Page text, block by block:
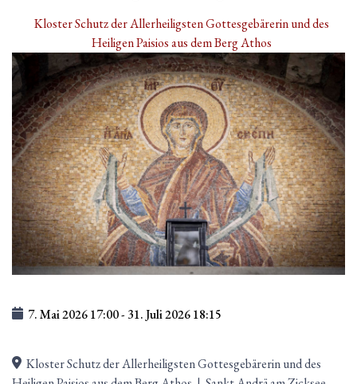
Kloster Schutz der Allerheiligsten Gottesgebärerin und des
Heiligen Paisios aus dem Berg Athos
7. Mai 202617:00- 31. Juli 202618:15
Kloster Schutz der Allerheiligsten Gottesgebärerin und des